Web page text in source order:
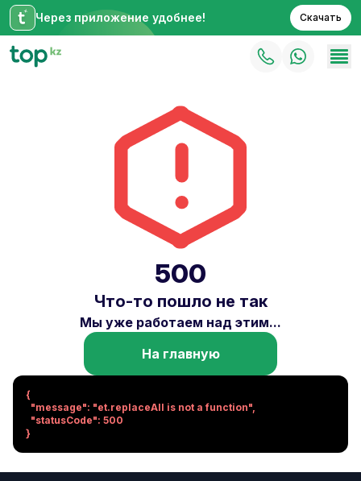
Через приложение удобнее! Скачать
500
Что-то пошло не так
Мы уже работаем над этим...
На главную
{
}